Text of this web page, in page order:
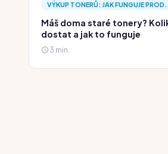
VÝKUP TONERŮ: JAK FUNGUJE
Máš doma staré tonery?
dostat a jak to funguje
3 min.